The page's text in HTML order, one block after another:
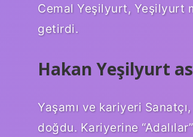
Cemal Yeşilyurt, Yeşilyurt
getirdi.
Hakan Yeşilyurt
Yaşamı ve kariyeri
doğdu. Kariyerine